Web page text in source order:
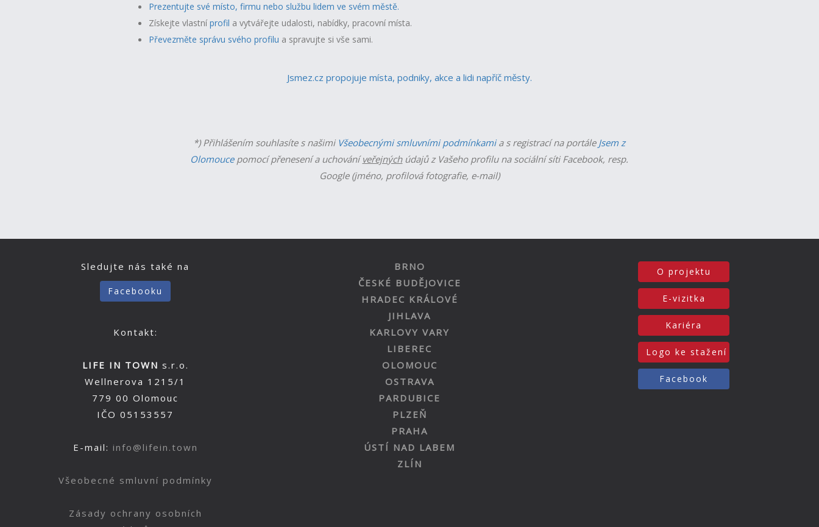
Prezentujte své místo, firmu nebo službu lidem ve svém městě.
Získejte vlastní profil a vytvářejte udalosti, nabídky, pracovní místa.
Převezměte správu svého profilu a spravujte si vše sami.
Jsmez.cz propojuje místa, podniky, akce a lidi napříč městy.
*) Přihlášením souhlasíte s našimi Všeobecnými smluvními podmínkamia s registrací na portále Jsem z
Olomoucepomocí přenesení a uchováníveřejnýchúdajů z Vašeho profilu na sociální síti Facebook, resp.
Google (jméno, profilová fotografie, e-mail)
Sledujte nás také na
Facebooku
Kontakt:
LIFE IN TOWN s.r.o.
Wellnerova 1215/1
779 00 Olomouc
IČO 05153557
E-mail: info@lifein.town
Všeobecné smluvní podmínky
Zásady ochrany osobních
BRNO
ČESKÉ BUDĚJOVICE
HRADEC KRÁLOVÉ
JIHLAVA
KARLOVY VARY
LIBEREC
OLOMOUC
OSTRAVA
PARDUBICE
PLZEŇ
PRAHA
ÚSTÍ NAD LABEM
ZLÍN
O projektu
E-vizitka
Kariéra
Logo ke stažení
Facebook